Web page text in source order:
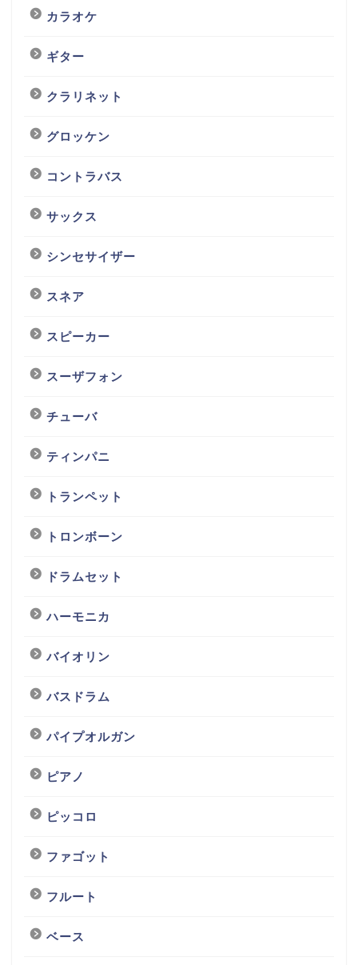
カラオケ
ギター
クラリネット
グロッケン
コントラバス
サックス
シンセサイザー
スネア
スピーカー
スーザフォン
チューバ
ティンパニ
トランペット
トロンボーン
ドラムセット
ハーモニカ
バイオリン
バスドラム
パイプオルガン
ピアノ
ピッコロ
ファゴット
フルート
ベース